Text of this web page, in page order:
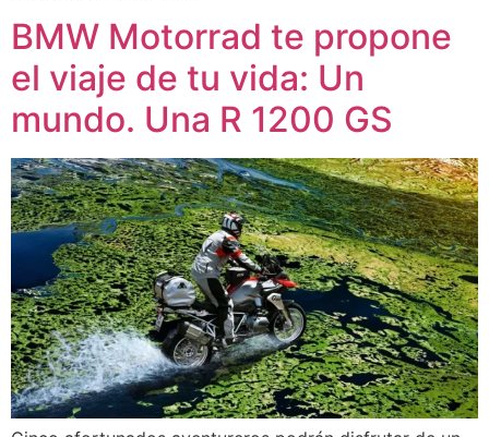
BMW Motorrad te propone
el viaje de tu vida: Un
mundo. Una R 1200 GS